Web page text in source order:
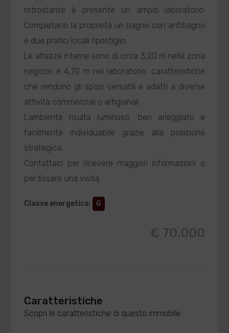
retrostante è presente un ampio laboratorio.
Completano la proprietà un bagno con antibagno
e due pratici locali ripostiglio.
Le altezze interne sono di circa 3,20 m nella zona
negozio e 4,70 m nel laboratorio, caratteristiche
che rendono gli spazi versatili e adatti a diverse
attività commerciali o artigianali.
L'ambiente risulta luminoso, ben arieggiato e
facilmente individuabile grazie alla posizione
strategica.
Contattaci per ricevere maggiori informazioni o
per fissare una visita.
Classe energetica: G
€ 70.000
Caratteristiche
Scopri le caratteristiche di questo immobile